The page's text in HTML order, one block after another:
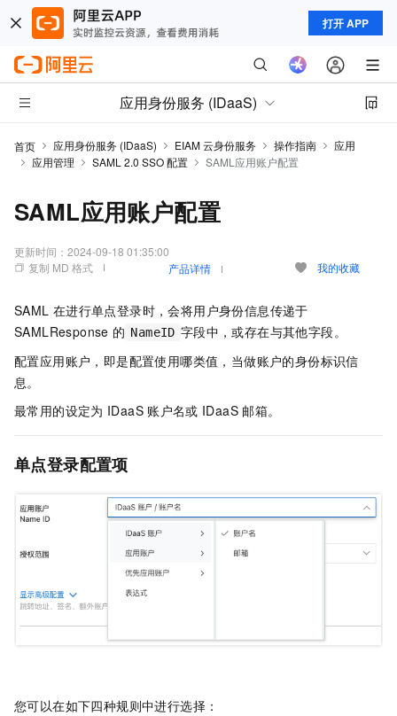
打开 APP
应用身份服务 (IDaaS)
首页 应用身份服务 (IDaaS) EIAM 云身份服务 操作指南
应用
应用管理
SAML 2.0 SSO 配置 SAML应用账户配置
SAML应用账户配置
更新时间： 2024-09-18 01:35:00
复制 MD 格式
产品详情 我的收藏
SAML 在进行单点登录时，会将用户身份信息传递于
SAMLResponse 的 NameID 字段中，或存在与其他字段。
配置应用账户，即是配置使用哪类值，当做账户的身份标识信
息。​
最常用的设定为 IDaaS 账户名或 IDaaS 邮箱。
单点登录配置项
您可以在如下四种规则中进行选择：